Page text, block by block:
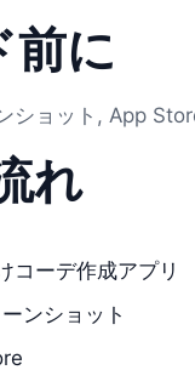
前に
ショット, App
れ
コーデ作成アプリ
ンショット